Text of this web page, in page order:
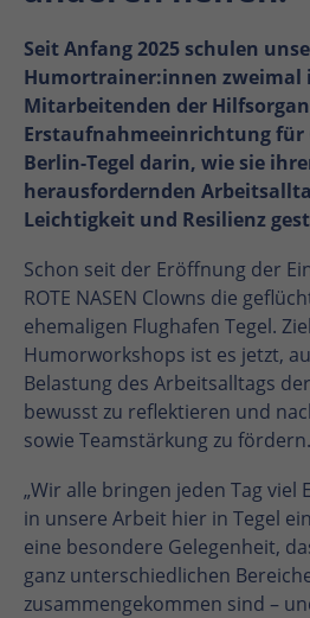
Seit Anfang 2025 schulen
Humortrainer:innen zweimal
Mitarbeitenden der
Erstaufnahmeeinrichtung für
Berlin-Tegel darin, wie sie
herausfordernden
Leichtigkeit und Resilienz
Schon seit der Eröffnung der
ROTE NASEN Clowns die
ehemaligen Flughafen Tegel.
Humorworkshops ist es jetzt,
Belastung des Arbeitsalltags
bewusst zu reflektieren und
sowie Teamstärkung zu fördern.
„Wir alle bringen jeden Tag viel
in unsere Arbeit hier in Tegel
eine besondere Gelegenheit,
ganz unterschiedlichen
zusammengekommen sind –